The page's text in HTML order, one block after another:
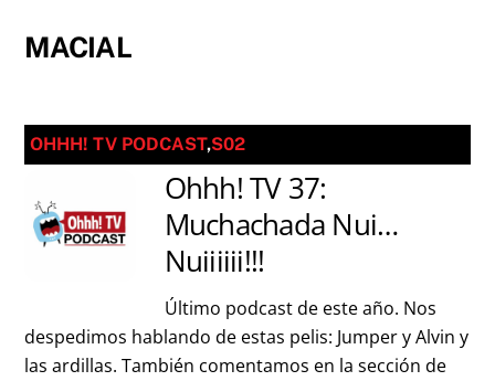
MACIAL
OHHH! TV PODCAST,S02
Ohhh! TV 37:
Muchachada Nui…
Nuiiiiii!!!
Último podcast de este año. Nos
despedimos hablando de estas pelis: Jumper y Alvin y
las ardillas. También comentamos en la sección de